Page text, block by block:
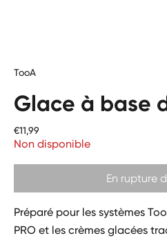
TooA
Glace à base
Prix
€11,99
Non disponible
En rupture
Préparé pour les systèmes
PRO et les crèmes glacées